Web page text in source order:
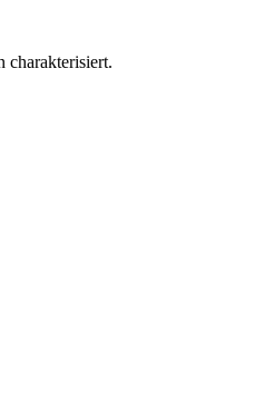
charakterisiert.